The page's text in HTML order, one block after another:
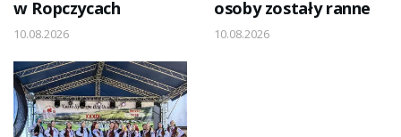
w Ropczycach
10.08.2026
osoby zostały ranne
10.08.2026